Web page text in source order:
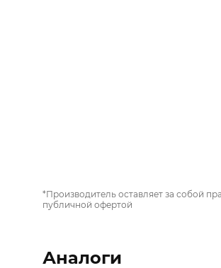
*Производитель оставляет за собой
публичной офертой
Аналоги